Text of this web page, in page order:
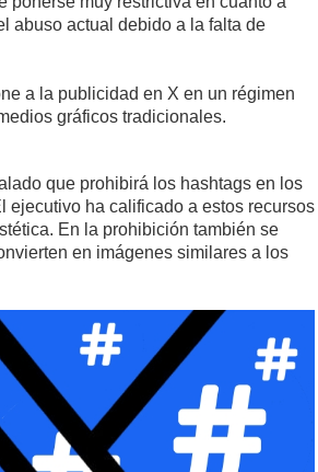
abuso actual debido a la falta de
a la publicidad en X en un régimen
gráficos tradicionales.
que prohibirá los hashtags en los
ejecutivo ha calificado a estos recursos
En la prohibición también se
en imágenes similares a los